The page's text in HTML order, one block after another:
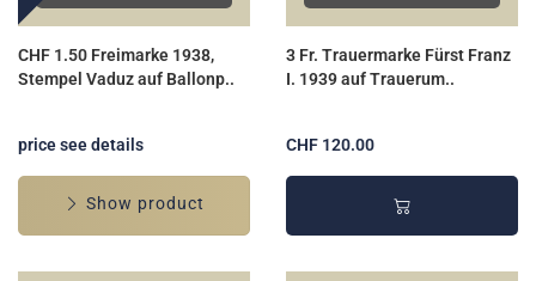
CHF 1.50 Freimarke 1938,
Stempel Vaduz auf Ballonp..
price see details
Show product
3 Fr. Trauermarke Fürst Franz
I. 1939 auf Trauerum..
CHF 120.00